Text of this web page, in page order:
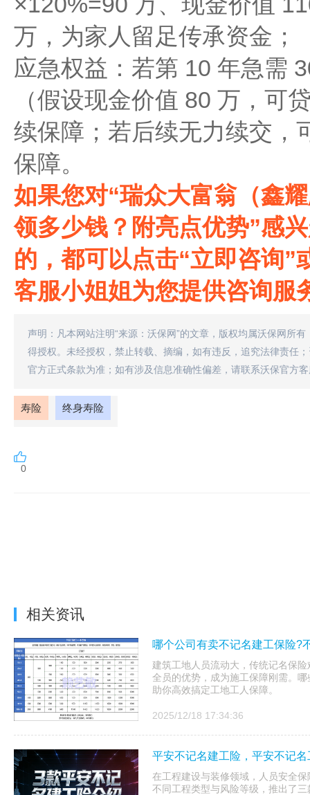
万，为家人留足传承资金；
应急权益：若第 10 年急需
（假设现金价值 80 万，可
续保障；若后续无力续交，
保障。
如果您对“瑞众大富翁（鑫
领多少钱？附亮点优势‌‌”感
的，都可以点击“立即咨询”
客服小姐姐为您提供咨询服
声明：凡本网站注明“来源：沃保网”的文章，版权均属沃保网所
得授权。未经授权，禁止转载、摘编，如有违反，追究法律责任
官方正式条款为准；如有涉及信息准确性偏差，请联系沃保官方
寿险 终身寿险
0
相关资讯
哪个公司有卖不记名建工保险?
建筑工地人员流动大，传统记名保
全员的优势，成为施工保障刚需。
助你高效搞定工地工人保障。
2025/12/18 17:34:36
平安不记名建工险，平安不记
在工程建设与装修领域，人员安全
不同工程类型与风险等级，推出了